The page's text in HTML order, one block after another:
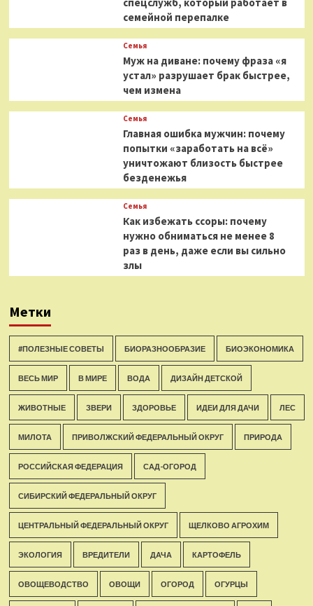
семейной перепалке
Семья
Муж на диване: почему фраза «я
устал» разрушает брак быстрее,
чем измена
Семья
Главная ошибка мужчин: почему
попытки «заработать на всё»
уничтожают близость быстрее
безденежья
Семья
Как избежать ссоры: почему
нужно обниматься не менее 8
раз в день, даже если вы сильно
злы
Метки
#ПОЛЕЗНЫЕ СОВЕТЫ БИОРАЗНООБРАЗИЕ БИОЭКОНОМИКА
ВЕСЬ МИР В МИРЕ ВОДА ДИЗАЙН ДЕТСКОЙ
ЖИВОТНЫЕ ЗВЕРИ ЗДОРОВЬЕ ИДЕИ ДЛЯ ДАЧИ ЛЕС
МИЛОТА ПРИВОЛЖСКИЙ ФЕДЕРАЛЬНЫЙ ОКРУГ ПРИРОДА
РОССИЙСКАЯ ФЕДЕРАЦИЯ САД-ОГОРОД
СИБИРСКИЙ ФЕДЕРАЛЬНЫЙ ОКРУГ
ЦЕНТРАЛЬНЫЙ ФЕДЕРАЛЬНЫЙ ОКРУГ ЩЕЛКОВО АГРОХИМ
ЭКОЛОГИЯ ВРЕДИТЕЛИ ДАЧА КАРТОФЕЛЬ
ОВОЩЕВОДСТВО ОВОЩИ ОГОРОД ОГУРЦЫ